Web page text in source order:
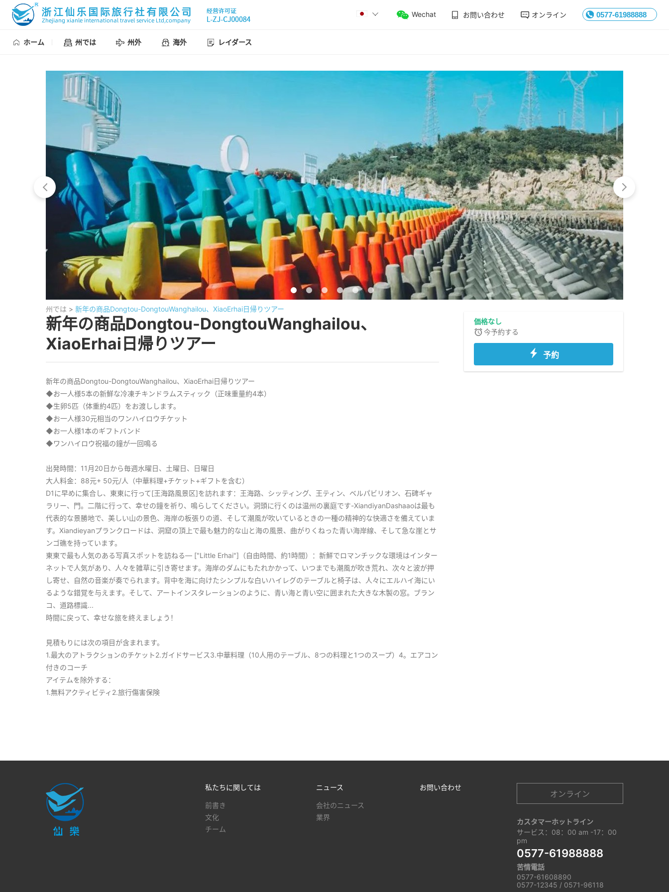
Wechat お問い合わせ オンライン 0577-61988888
ホーム 州では 州外 海外 レイダース
州では > 新年の商品Dongtou-DongtouWanghailou、XiaoErhai日帰りツアー
新年の商品Dongtou-DongtouWanghailou、
XiaoErhai日帰りツアー
新年の商品Dongtou-DongtouWanghailou、XiaoErhai日帰りツアー
◆お一人様5本の新鮮な冷凍チキンドラムスティック（正味重量約4本）
◆生卵5匹（体重約4匹）をお渡しします。
◆お一人様30元相当のワンハイロウチケット
◆お一人様1本のギフトバンド
◆ワンハイロウ祝福の鐘が一回鳴る
出発時間：11月20日から毎週水曜日、土曜日、日曜日
大人料金：88元+ 50元/人（中華料理+チケット+ギフトを含む）
D1に早めに集合し、東東に行って[王海路風景区]を訪れます：王海路、シッティング、王ティン、ベルパビリオン、石碑ギャ
ラリー、門。二階に行って、幸せの鐘を祈り、鳴らしてください。洞頭に行くのは温州の裏庭です-XiandiyanDashaaoは最も
代表的な景勝地で、美しい山の景色、海岸の板張りの道、そして潮風が吹いているときの一種の精神的な快適さを備えていま
す。Xiandieyanプランクロードは、洞窟の頂上で最も魅力的な山と海の風景、曲がりくねった青い海岸線、そして急な崖とサ
ンゴ礁を持っています。
東東で最も人気のある写真スポットを訪ねる— ["Little Erhai"]（自由時間、約1時間）：新鮮でロマンチックな環境はインター
ネットで人気があり、人々を雑草に引き寄せます。海岸のダムにもたれかかって、いつまでも潮風が吹き荒れ、次々と波が押
し寄せ、自然の音楽が奏でられます。背中を海に向けたシンプルな白いハイレグのテーブルと椅子は、人々にエルハイ海にい
るような錯覚を与えます。そして、アートインスタレーションのように、青い海と青い空に囲まれた大きな木製の窓。ブラン
コ、道路標識...
時間に戻って、幸せな旅を終えましょう！
見積もりには次の項目が含まれます。
1.最大のアトラクションのチケット2.ガイドサービス3.中華料理（10人用のテーブル、8つの料理と1つのスープ）4。エアコン
付きのコーチ
アイテムを除外する：
1.無料アクティビティ2.旅行傷害保険
価格なし
今予約する
予約
私たちに関しては
前書き
文化
チーム
ニュース
会社のニュース
業界
お問い合わせ
オンライン
カスタマーホットライン
サービス：08：00 am -17：00
pm
0577-61988888
苦情電話
0577-61608890
0577-12345 / 0571-96118